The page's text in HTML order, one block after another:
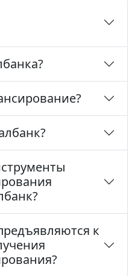
к